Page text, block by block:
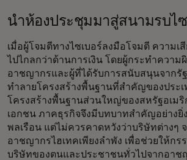
นำห้องประชุมมาสู่สนามรบไซ
เมื่อผู้โจมตีทางไซเบอร์ลงมือโจมตี ความเ
ไปไกลกว่าด้านการเงิน โดยผู้กระทำความ
อาชญากรและผู้ที่ได้รับการสนับสนุนจากรั
ทำลายโครงสร้างพื้นฐานที่สำคัญของประเ
โครงสร้างพื้นฐานส่วนใหญ่ของสหรัฐอเมริ
เอกชน ภาคธุรกิจจึงมีบทบาทสำคัญอย่างยิ่
พลเรือน แต่ไม่ควรคาดหวังว่าบริษัทต่างๆ
อาชญากรไฮเทคเพียงลำพัง เพื่อช่วยให้ก
บริษัทของตนและประชาชนทั่วไปจากอาช